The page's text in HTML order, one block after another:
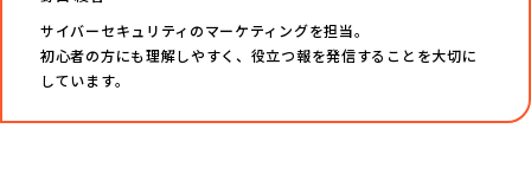
サイバーセキュリティのマーケティングを担当。
初心者の方にも理解しやすく、役立つ報を発信することを大切に
しています。